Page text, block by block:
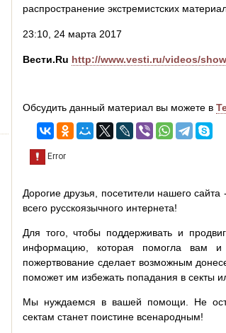
распространение экстремистских
23:10, 24 марта 2017
Вести.Ru http://www.vesti.ru/videos/
Обсудить данный материал вы можете в
Дорогие друзья, посетители нашего
всего русскоязычного интернета!
Для того, чтобы поддерживать и
информацию, которая помогла вам
пожертвование сделает возможным
поможет им избежать попадания в секты
Мы нуждаемся в вашей помощи. Не
сектам станет поистине всенародным!